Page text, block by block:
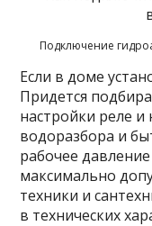
Подключение
Если в доме
Придется
настройки реле
водоразбора и
рабочее
максимально
техники и
в технических